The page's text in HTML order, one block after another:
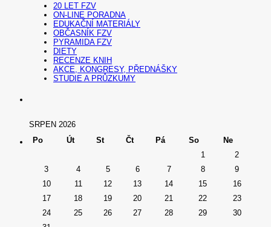
20 LET FZV
ON-LINE PORADNA
EDUKAČNÍ MATERIÁLY
OBČASNÍK FZV
PYRAMIDA FZV
DIETY
RECENZE KNIH
AKCE, KONGRESY, PŘEDNÁŠKY
STUDIE A PRŮZKUMY
SRPEN 2026
Po
Út St Čt Pá So
Ne
1
2
3
4 5 6 7 8
9
10
11 12 13 14 15
16
17
18 19 20 21 22
23
24
25 26 27 28 29
30